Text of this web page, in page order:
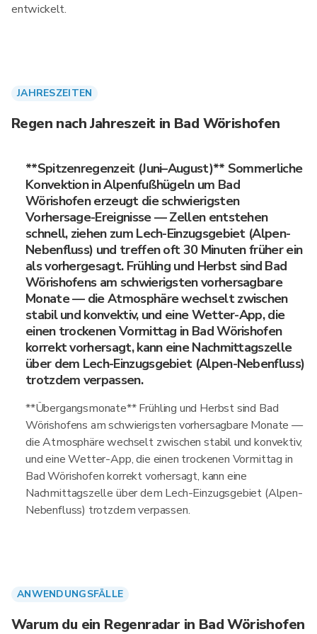
entwickelt.
JAHRESZEITEN
Regen nach Jahreszeit in Bad Wörishofen
**Spitzenregenzeit (Juni–August)** Sommerliche
Konvektion in Alpenfußhügeln um Bad
Wörishofen erzeugt die schwierigsten
Vorhersage-Ereignisse — Zellen entstehen
schnell, ziehen zum Lech-Einzugsgebiet (Alpen-
Nebenfluss) und treffen oft 30 Minuten früher ein
als vorhergesagt. Frühling und Herbst sind Bad
Wörishofens am schwierigsten vorhersagbare
Monate — die Atmosphäre wechselt zwischen
stabil und konvektiv, und eine Wetter-App, die
einen trockenen Vormittag in Bad Wörishofen
korrekt vorhersagt, kann eine Nachmittagszelle
über dem Lech-Einzugsgebiet (Alpen-Nebenfluss)
trotzdem verpassen.
**Übergangsmonate** Frühling und Herbst sind Bad
Wörishofens am schwierigsten vorhersagbare Monate —
die Atmosphäre wechselt zwischen stabil und konvektiv,
und eine Wetter-App, die einen trockenen Vormittag in
Bad Wörishofen korrekt vorhersagt, kann eine
Nachmittagszelle über dem Lech-Einzugsgebiet (Alpen-
Nebenfluss) trotzdem verpassen.
ANWENDUNGSFÄLLE
Warum du ein Regenradar in Bad Wörishofen